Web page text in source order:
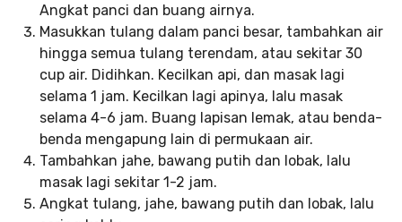
Angkat panci dan buang airnya.
Masukkan tulang dalam panci besar, tambahkan air
hingga semua tulang terendam, atau sekitar 30
cup air. Didihkan. Kecilkan api, dan masak lagi
selama 1 jam. Kecilkan lagi apinya, lalu masak
selama 4-6 jam. Buang lapisan lemak, atau benda-
benda mengapung lain di permukaan air.
Tambahkan jahe, bawang putih dan lobak, lalu
masak lagi sekitar 1-2 jam.
Angkat tulang, jahe, bawang putih dan lobak, lalu